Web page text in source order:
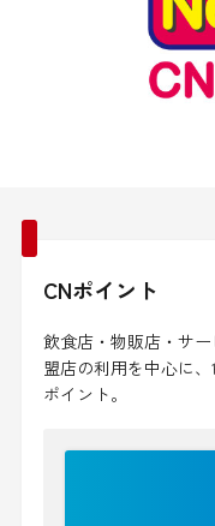
CNポイント
飲食店・物販店・サ
盟店の利用を中心に
ポイント。